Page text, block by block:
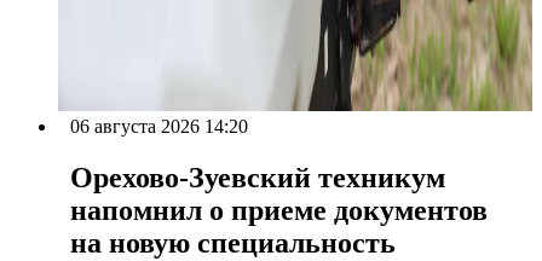
06 августа 2026 14:20
Орехово-Зуевский техникум
напомнил о приеме документов
на новую специальность